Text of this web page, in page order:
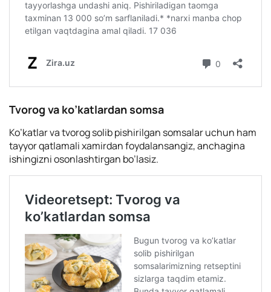
Tvorog va ko’katlardan somsa
Ko’katlar va tvorog solib pishirilgan somsalar uchun ham
tayyor qatlamali xamirdan foydalansangiz, anchagina
ishingizni osonlashtirgan bo’lasiz.